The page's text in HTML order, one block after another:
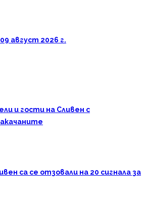
август 2026 г.
и гости на Сливен с
са се отзовали на 20 сигнала за